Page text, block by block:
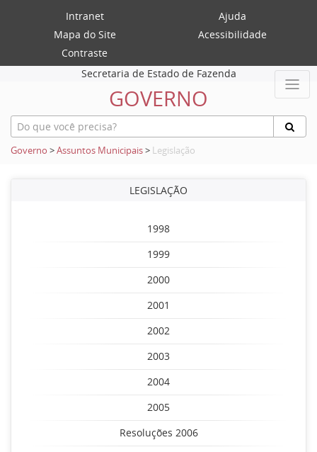
Intranet
Ajuda
Mapa do Site
Acessibilidade
Contraste
Secretaria de Estado de Fazenda
GOVERNO
Governo >Assuntos Municipais> Legislação
LEGISLAÇÃO
1998
1999
2000
2001
2002
2003
2004
2005
Resoluções 2006